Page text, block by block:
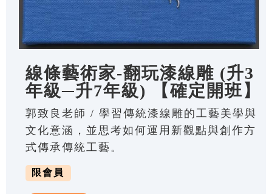
線條藝術家-翻玩漆線雕 (升3
年級─升7年級) 【確定開班】
郭致良老師 / 學習傳統漆線雕的工藝美學與
文化意涵，並思考如何運用新觀點與創作方
式傳承傳統工藝。
限會員